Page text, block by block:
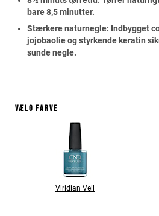
bare 8,5 minutter.
Stærkere naturnegle: Indbygget
jojobaolie og styrkende keratin
sunde negle.
Vælg farve
Viridian Veil